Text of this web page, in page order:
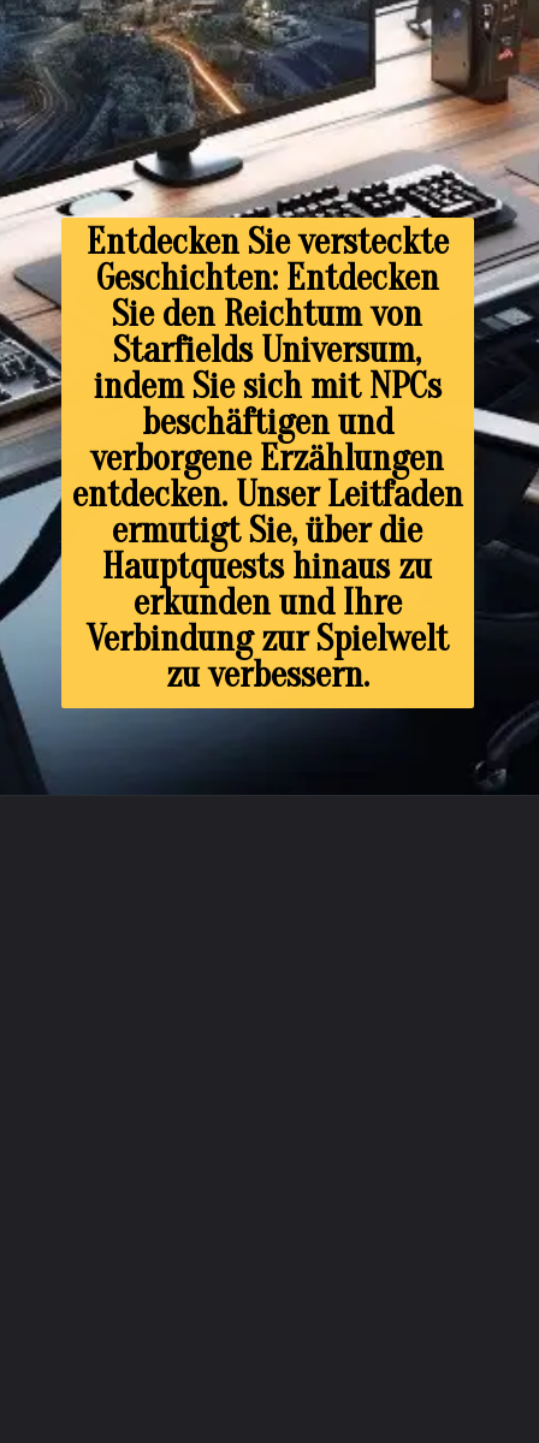
Entdecken Sie versteckte
Geschichten: Entdecken
Sie den Reichtum von
Starfields Universum,
indem Sie sich mit NPCs
beschäftigen und
verborgene Erzählungen
entdecken. Unser Leitfaden
ermutigt Sie, über die
Hauptquests hinaus zu
erkunden und Ihre
Verbindung zur Spielwelt
zu verbessern.